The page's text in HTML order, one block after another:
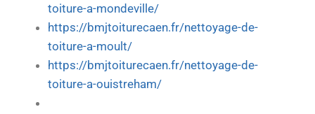
toiture-a-mondeville/
https://bmjtoiturecaen.fr/nettoyage-de-
toiture-a-moult/
https://bmjtoiturecaen.fr/nettoyage-de-
toiture-a-ouistreham/